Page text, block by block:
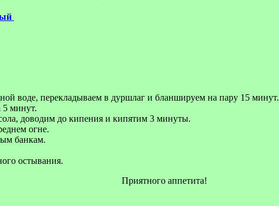
воде, перекладываем в дуршлаг и бланшируем на пару 15 минут.
5 минут.
доводим до кипения и кипятим 3 минуты.
огне.
банкам.
остывания.
Приятного аппетита!